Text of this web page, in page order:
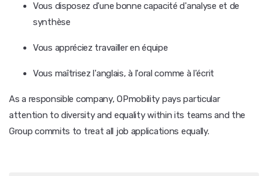
Vous disposez d'une bonne capacité d'analyse et de
synthèse
Vous appréciez travailler en équipe
Vous maîtrisez l'anglais, à l'oral comme à l'écrit
As a responsible company, OPmobility pays particular
attention to diversity and equality within its teams and the
Group commits to treat all job applications equally.